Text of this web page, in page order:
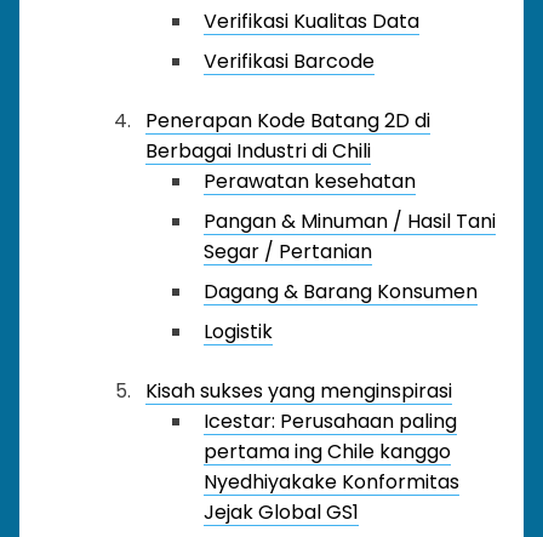
Verifikasi Kualitas Data
Verifikasi Barcode
Penerapan Kode Batang 2D di
Berbagai Industri di Chili
Perawatan kesehatan
Pangan & Minuman / Hasil Tani
Segar / Pertanian
Dagang & Barang Konsumen
Logistik
Kisah sukses yang menginspirasi
Icestar: Perusahaan paling
pertama ing Chile kanggo
Nyedhiyakake Konformitas
Jejak Global GS1